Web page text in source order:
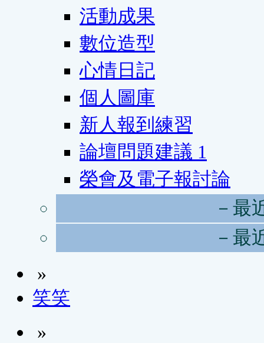
活動成果
數位造型
心情日記
個人圖庫
新人報到練習
論壇問題建議 1
榮會及電子報討論
－最
－最
»
笑笑
»